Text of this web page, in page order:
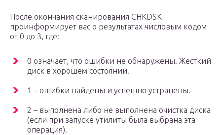
После окончания сканирования CHKDSK
проинформирует вас о результатах числовым кодом
от 0 до 3, где:
0 означает, что ошибки не обнаружены. Жесткий
диск в хорошем состоянии.
1 – ошибки найдены и успешно устранены.
2 – выполнена либо не выполнена очистка диска
(если при запуске утилиты была выбрана эта
операция).